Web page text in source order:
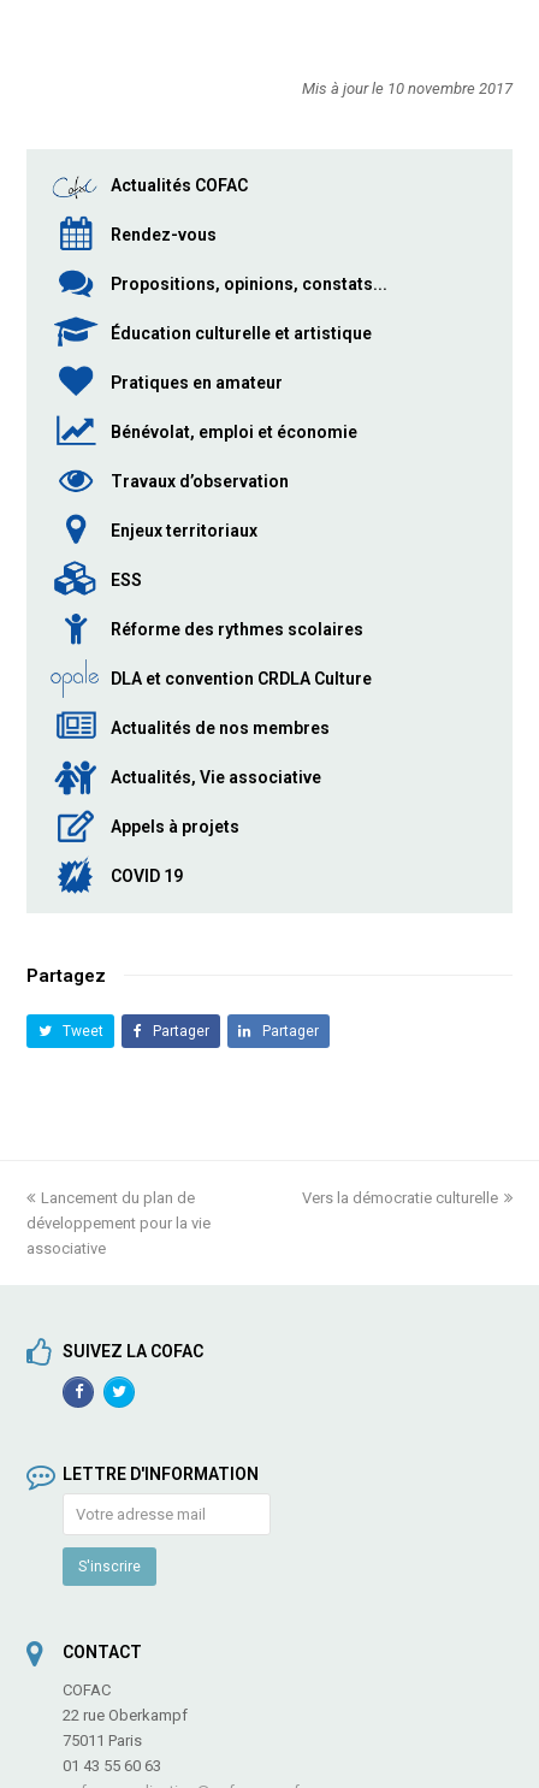
Mis à jour le 10 novembre 2017
Actualités COFAC
Rendez-vous
Propositions, opinions, constats...
Éducation culturelle et artistique
Pratiques en amateur
Bénévolat, emploi et économie
Travaux d’observation
Enjeux territoriaux
ESS
Réforme des rythmes scolaires
DLA et convention CRDLA Culture
Actualités de nos membres
Actualités, Vie associative
Appels à projets
COVID 19
Partagez
Tweet Partager Partager
previous
post:
Lancement du plan de
développement pour la vie
associative
next
Vers la démocratie culturelle
SUIVEZ LA COFAC
FacebookTwitterProfile
LETTRE D'INFORMATION
CONTACT
COFAC
22 rue Oberkampf
75011 Paris
01 43 55 60 63